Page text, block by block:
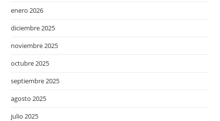
enero 2026
diciembre 2025
noviembre 2025
octubre 2025
septiembre 2025
agosto 2025
julio 2025